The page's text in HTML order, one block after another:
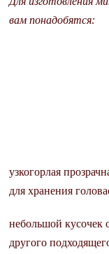
вам понадобятся:
узкогорлая
для хранения
небольшой кусочек
другого